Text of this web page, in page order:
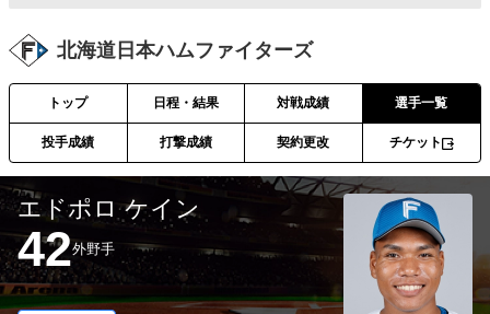
北海道日本ハムファイターズ
トップ 日程・結果 対戦成績 選手一覧
投手成績 打撃成績 契約更改 チケット
エドポロ ケイン
42外野手